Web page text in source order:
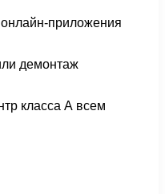
приложения
демонтаж
класса А всем